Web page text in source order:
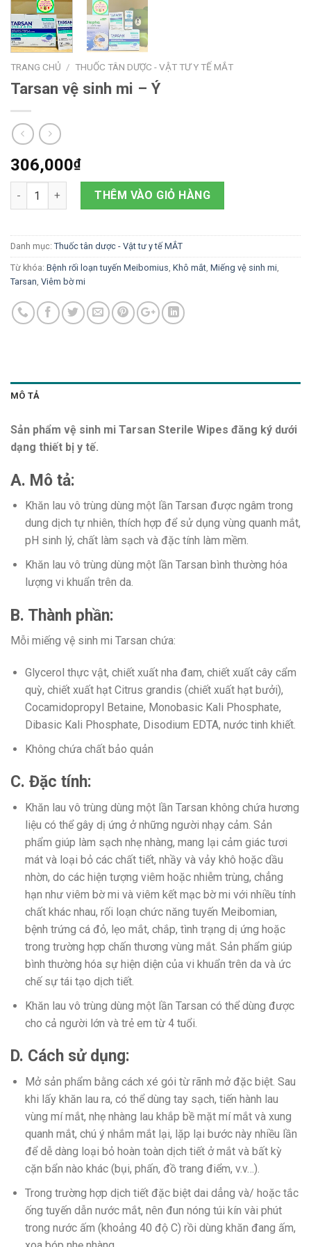
TRANG CHỦ / THUỐC TÂN DƯỢC - VẬT TƯ Y TẾ MẮT
Tarsan vệ sinh mi – Ý
306,000₫
Số lượng THÊM VÀO GIỎ HÀNG
Danh mục: Thuốc tân dược - Vật tư y tế MẮT
Từ khóa: Bệnh rối loạn tuyến Meibomius Khô mắt Miếng vệ sinh mi
Tarsan Viêm bờ mi
MÔ TẢ
Sản phẩm vệ sinh mi Tarsan Sterile Wipes đăng ký dưới
dạng thiết bị y tế.
A. Mô tả:
Khăn lau vô trùng dùng một lần Tarsan được ngâm trong
dung dịch tự nhiên, thích hợp để sử dụng vùng quanh mắt,
pH sinh lý, chất làm sạch và đặc tính làm mềm.
Khăn lau vô trùng dùng một lần Tarsan bình thường hóa
lượng vi khuẩn trên da.
B. Thành phần:
Mỗi miếng vệ sinh mi Tarsan chứa:
Glycerol thực vật, chiết xuất nha đam, chiết xuất cây cẩm
quỳ, chiết xuất hạt Citrus grandis (chiết xuất hạt bưởi),
Cocamidopropyl Betaine, Monobasic Kali Phosphate,
Dibasic Kali Phosphate, Disodium EDTA, nước tinh khiết.
Không chứa chất bảo quản
C. Đặc tính:
Khăn lau vô trùng dùng một lần Tarsan không chứa hương
liệu có thể gây dị ứng ở những người nhạy cảm. Sản
phẩm giúp làm sạch nhẹ nhàng, mang lại cảm giác tươi
mát và loại bỏ các chất tiết, nhầy và vảy khô hoặc dầu
nhờn, do các hiện tượng viêm hoặc nhiễm trùng, chẳng
hạn như viêm bờ mi và viêm kết mạc bờ mi với nhiều tính
chất khác nhau, rối loạn chức năng tuyến Meibomian,
bệnh trứng cá đỏ, lẹo mắt, chắp, tình trạng dị ứng hoặc
trong trường hợp chấn thương vùng mắt. Sản phẩm giúp
bình thường hóa sự hiện diện của vi khuẩn trên da và ức
chế sự tái tạo dịch tiết.
Khăn lau vô trùng dùng một lần Tarsan có thể dùng được
cho cả người lớn và trẻ em từ 4 tuổi.
D. Cách sử dụng:
Mở sản phẩm bằng cách xé gói từ rãnh mở đặc biệt. Sau
khi lấy khăn lau ra, có thể dùng tay sạch, tiến hành lau
vùng mí mắt, nhẹ nhàng lau khắp bề mặt mí mắt và xung
quanh mắt, chú ý nhắm mắt lại, lặp lại bước này nhiều lần
để dễ dàng loại bỏ hoàn toàn dịch tiết ở mắt và bất kỳ
cặn bẩn nào khác (bụi, phấn, đồ trang điểm, v.v…).
Trong trường hợp dịch tiết đặc biệt dai dẳng và/ hoặc tắc
ống tuyến dẫn nước mắt, nên đun nóng túi kín vài phút
trong nước ấm (khoảng 40 độ C) rồi dùng khăn đang ấm,